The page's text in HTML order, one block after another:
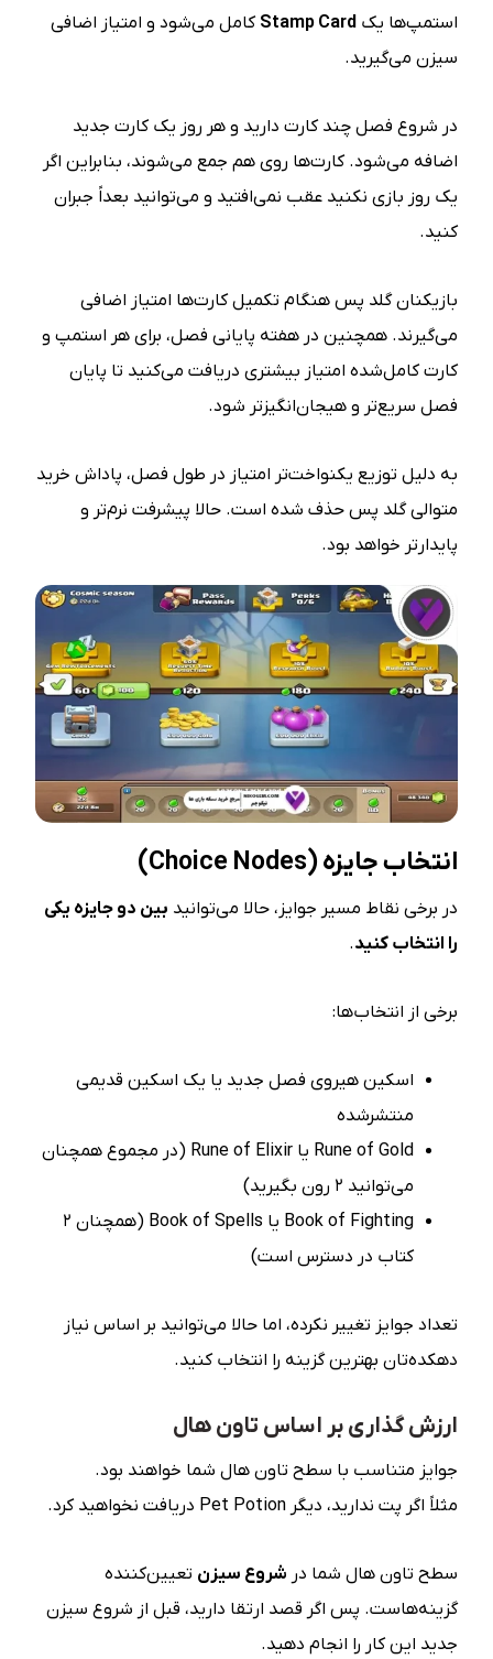
استمپ‌ها یکStamp Card کامل می‌شود و امتیاز اضافی
سیزن می‌گیرید.
در شروع فصل چند کارت دارید و هر روز یک کارت جدید
اضافه می‌شود. کارت‌ها روی هم جمع می‌شوند، بنابراین اگر
یک روز بازی نکنید عقب نمی‌افتید و می‌توانید بعداً جبران
کنید.
بازیکنان گلد پس هنگام تکمیل کارت‌ها امتیاز اضافی
می‌گیرند. همچنین در هفته پایانی فصل، برای هر استمپ و
کارت کامل‌شده امتیاز بیشتری دریافت می‌کنید تا پایان
فصل سریع‌تر و هیجان‌انگیزتر شود.
به دلیل توزیع یکنواخت‌تر امتیاز در طول فصل، پاداش خرید
متوالی گلد پس حذف شده است. حالا پیشرفت نرم‌تر و
پایدارتر خواهد بود.
انتخاب جایزه (Choice Nodes)
در برخی نقاط مسیر جوایز، حالا می‌توانید بین دو جایزه یکی
را انتخاب کنید.
برخی از انتخاب‌ها:
اسکین هیروی فصل جدید یا یک اسکین قدیمی
منتشرشده
Rune of Gold یا Rune of Elixir (در مجموع همچنان
می‌توانید ۲ رون بگیرید)
Book of Fighting یا Book of Spells (همچنان ۲
کتاب در دسترس است)
تعداد جوایز تغییر نکرده، اما حالا می‌توانید بر اساس نیاز
دهکده‌تان بهترین گزینه را انتخاب کنید.
ارزش گذاری بر اساس تاون هال
جوایز متناسب با سطح تاون هال شما خواهند بود.
مثلاً اگر پت ندارید، دیگر Pet Potion دریافت نخواهید کرد.
سطح تاون هال شما در شروع سیزن تعیین‌کننده
گزینه‌هاست. پس اگر قصد ارتقا دارید، قبل از شروع سیزن
جدید این کار را انجام دهید.